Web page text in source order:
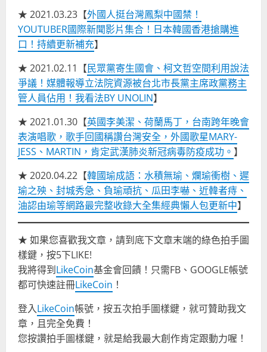
★ 2021.03.23【外國人挺台灣鳳梨中國禁！
YOUTUBER國際新聞影片集合！日本韓國香港搶購進
口！持續更新補充】
★ 2021.02.11【民眾黨寄生國會、柯文哲空間利用說法
爭議！媒體報導立法院資源被台北市長黨主席政黨務主
管人員佔用！我看法BY UNOLIN】
★ 2021.01.30【英國李美潔、荷蘭馬丁，台南跨年晚會
表演唱歌，歌手回國稱讚台灣安全，外國歌星MARY-
JESS、MARTIN，肯定武漢肺炎新冠病毒防疫成功。 】
★ 2020.04.22【韓國瑜成語：水積無瑜、爛瑜衝樹、遲
瑜之殃、封城秀急、負瑜頑抗、瓜田李嚇、近韓者痔、
油認由瑜等網路最完整收錄大全集經典懶人包更新中】
★ 如果您喜歡我文章，請到底下文章末端的綠色拍手圖
樣鍵，按5下LIKE!
我將得到LikeCoin基金會回饋！只需FB、GOOGLE帳號
都可快速註冊LikeCoin ！
登入LikeCoin帳號，按五次拍手圖樣鍵，就可贊助我文
章，且完全免費！
您按讚拍手圖樣鍵，就是給我最大創作肯定跟動力喔！